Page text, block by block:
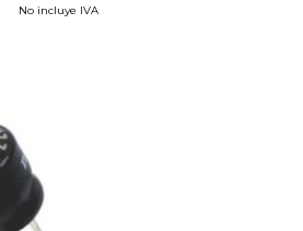
No incluye IVA